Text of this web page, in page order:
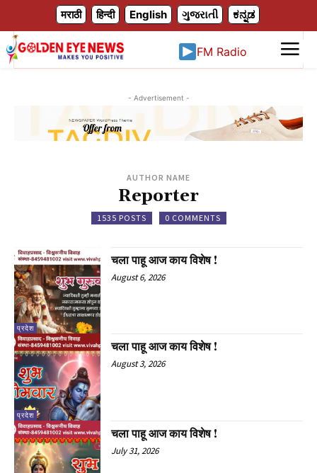
मराठी हिन्दी English ગુજરાતી ಕನ್ನಡ
FM Radio
- Advertisement -
AUTHOR NAME
Reporter
1535 POSTS 0 COMMENTS
प्रदेश
चला पाहू आज काय विशेष !
August 6, 2026
प्रदेश
चला पाहू आज काय विशेष !
August 3, 2026
चला पाहू आज काय विशेष !
July 31, 2026